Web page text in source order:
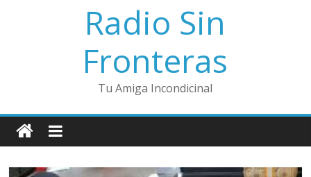
Radio Sin
Fronteras
Tu Amiga Incondicinal